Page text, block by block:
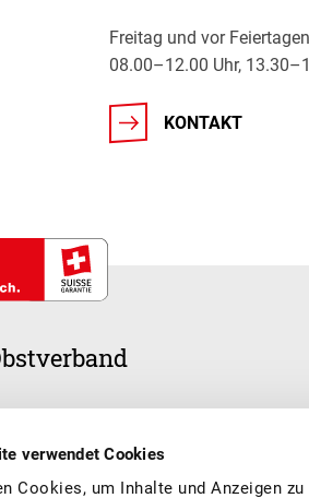
verwendet Cookies
Cookies, um Inhalte und Anzeigen
Freitag und vor Feiertagen
08.00–12.00 Uhr,
KONTAKT
und sorgen zusammen mit
Qualität, Information, Aus- und